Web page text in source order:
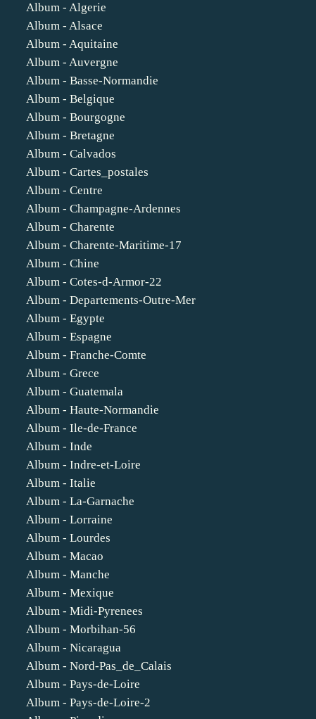
Album - Algerie
Album - Alsace
Album - Aquitaine
Album - Auvergne
Album - Basse-Normandie
Album - Belgique
Album - Bourgogne
Album - Bretagne
Album - Calvados
Album - Cartes_postales
Album - Centre
Album - Champagne-Ardennes
Album - Charente
Album - Charente-Maritime-17
Album - Chine
Album - Cotes-d-Armor-22
Album - Departements-Outre-Mer
Album - Egypte
Album - Espagne
Album - Franche-Comte
Album - Grece
Album - Guatemala
Album - Haute-Normandie
Album - Ile-de-France
Album - Inde
Album - Indre-et-Loire
Album - Italie
Album - La-Garnache
Album - Lorraine
Album - Lourdes
Album - Macao
Album - Manche
Album - Mexique
Album - Midi-Pyrenees
Album - Morbihan-56
Album - Nicaragua
Album - Nord-Pas_de_Calais
Album - Pays-de-Loire
Album - Pays-de-Loire-2